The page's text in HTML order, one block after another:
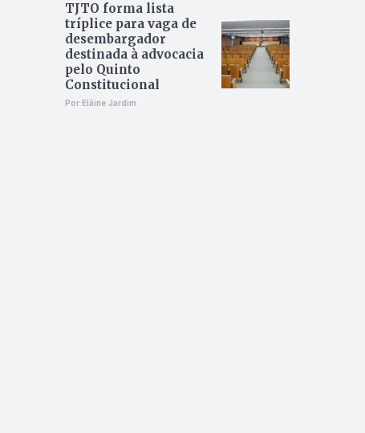
TJTO forma lista
tríplice para vaga de
desembargador
destinada à advocacia
pelo Quinto
Constitucional
Por Elâine Jardim